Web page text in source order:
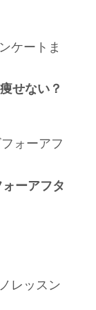
せない？
ーアフタ